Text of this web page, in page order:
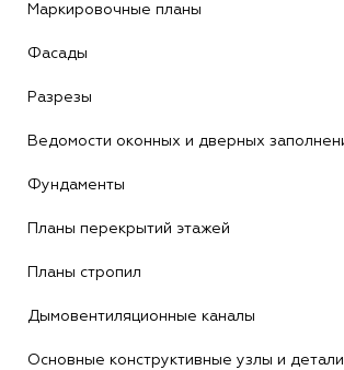
Маркировочные планы
Фасады
Разрезы
Ведомости оконных и дверных
Фундаменты
Планы перекрытий этажей
Планы стропил
Дымовентиляционные каналы
Основные конструктивные узлы и детали